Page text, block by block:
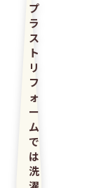
プ
ラ
ス
ト
リ
フ
ォ
ー
ム
で
は
洗